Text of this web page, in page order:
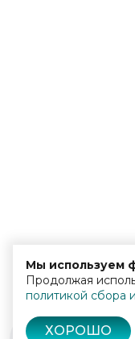
Мы используем
Продолжая
политикой сбора
ХОРОШО